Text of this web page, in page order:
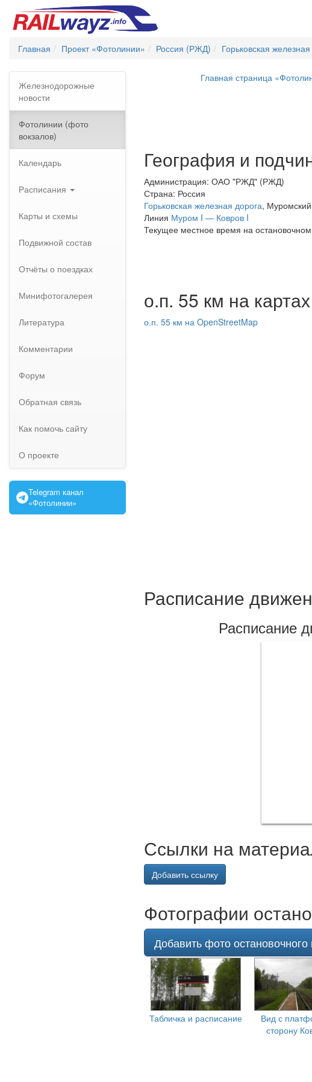
Главная Проект «Фотолинии» Россия (РЖД) Горьковская
Железнодорожные
новости
Фотолинии (фото
вокзалов)
Календарь
Расписания
Карты и схемы
Подвижной состав
Отчёты о поездках
Минифотогалерея
Литература
Комментарии
Форум
Обратная связь
Как помочь сайту
О проекте
Telegram канал
«Фотолинии»
Главная страница
География и
Администрация: ОАО "РЖД" (РЖД)
Страна: Россия
Горьковская железная дорога,
Линия Муром I — Ковров I
Текущее местное время на
о.п. 55 км на
о.п. 55 км на OpenStreetMap
Расписание
Расписание
Ссылки на
Добавить ссылку
Фотографии
Добавить фото остановочного
Табличка и расписание
Вид с
сторону